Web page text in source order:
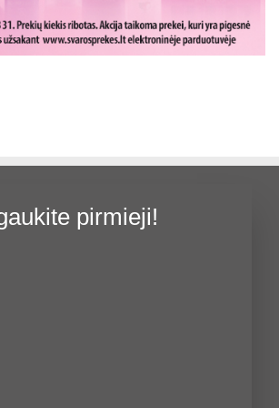
€.12,00 €.
14,00 €.11,20 €.
Į KREPŠELĮ
pirmieji!